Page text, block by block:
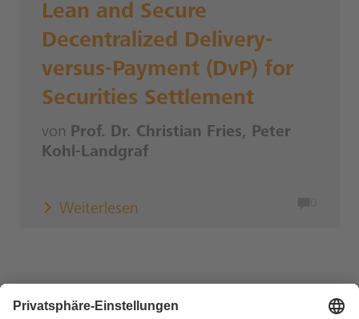
Lean and Secure
Decentralized Delivery-
versus-Payment (DvP) for
Securities Settlement
von Prof. Dr. Christian Fries, Peter
Kohl-Landgraf
Weiterlesen